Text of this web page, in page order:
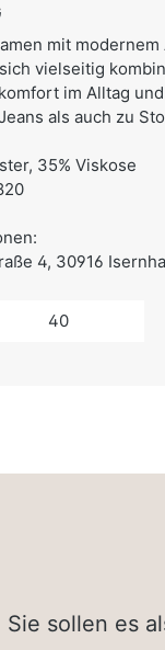
mit
vielseitig
im Alltag
als auch zu
35% Viskose
4, 30916
40
Sie sollen es